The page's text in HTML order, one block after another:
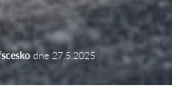
dne 27.5.2025